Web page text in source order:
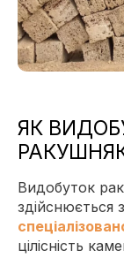
ЯК
Видобуток
здійснюється
цілісність